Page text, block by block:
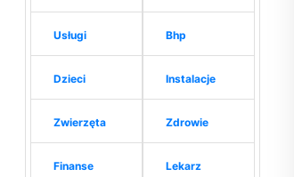
Usługi
Dzieci
Zwierzęta
Finanse
Bhp
Instalacje
Zdrowie
Lekarz